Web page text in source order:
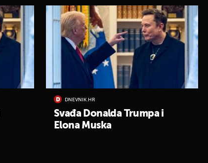
DNEVNIK.HR
Svađa Donalda Trumpa i
Elona Muska